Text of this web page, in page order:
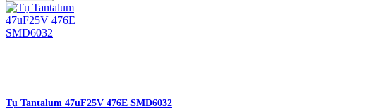
Tụ Tantalum 47uF25V 476E SMD6032